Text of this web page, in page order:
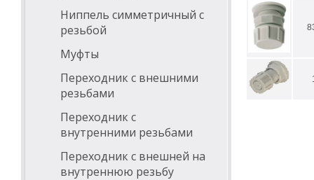
Ниппель симметричный с
резьбой
Муфты
Переходник с внешними
резьбами
Переходник с
внутренними резьбами
Переходник с внешней на
внутреннюю резьбу